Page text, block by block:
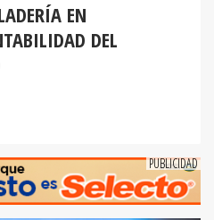
EN
DEL